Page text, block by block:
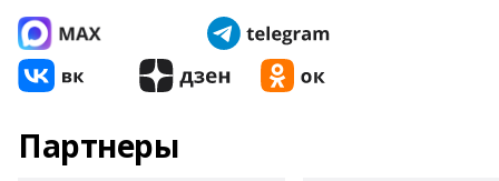
Партнеры